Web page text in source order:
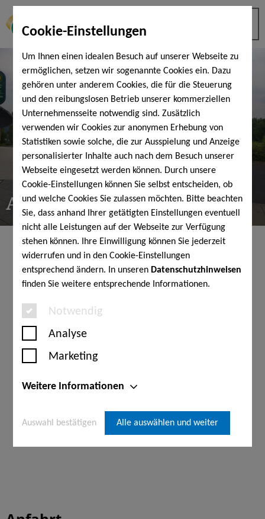
Cookie-Einstellungen
Um Ihnen einen idealen Besuch auf unserer Webseite zu
ermöglichen, setzen wir sogenannte Cookies ein. Dazu
gehören unter anderem Cookies, die für die Steuerung
und den reibungslosen Betrieb unserer kommerziellen
Unternehmensseite notwendig sind. Zusätzlich
verwenden wir Cookies zur anonymen Erhebung von
Statistiken sowie solche, die zur Ausspielung und Anzeige
personalisierter Inhalte auch nach dem Besuch unserer
Webseite eingesetzt werden können. Durch unsere
Cookie-Einstellungen können Sie selbst entscheiden, ob
und welche Cookies Sie zulassen möchten. Bitte beachten
Sie, dass anhand Ihrer getätigten Einstellungen eventuell
nicht alle Leistungen auf der Webseite zur Verfügung
stehen können. Ihre Einwilligung können Sie jederzeit
widerrufen und in den Cookie-Einstellungen
entsprechend ändern. In unseren Datenschutzhinweisen
finden Sie weitere entsprechende Informationen.
Notwendig
Analyse
Marketing
Weitere Informationen
Auswahl bestätigen Alle auswählen und weiter
Anfahrt & Parkplatz